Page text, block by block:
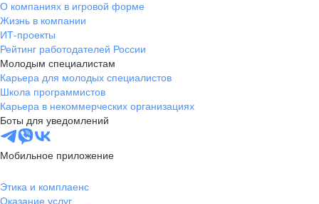
О компаниях в игровой форме
Жизнь в компании
ИТ-проекты
Рейтинг работодателей России
Молодым специалистам
Карьера для молодых специалистов
Школа программистов
Карьера в некоммерческих организациях
Боты для уведомлений
Мобильное приложение
Этика и комплаенс
Оказание услуг